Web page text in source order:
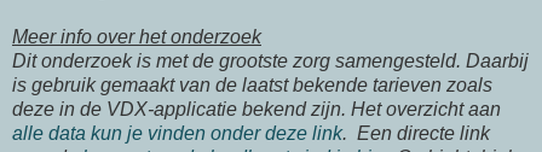
Meer info over het onderzoek
Dit onderzoek is met de grootste zorg samengesteld. Daarbij
is gebruik gemaakt van de laatst bekende tarieven zoals
deze in de VDX-applicatie bekend zijn. Het overzicht aan
alle data kun je vinden onder deze link. Een directe link